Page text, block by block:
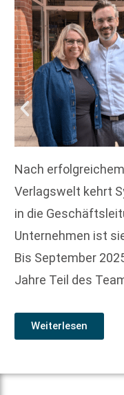
Nach
Verlagswelt kehrt
in die
Unternehmen ist
Bis September
Jahre Teil des
Weiterlesen